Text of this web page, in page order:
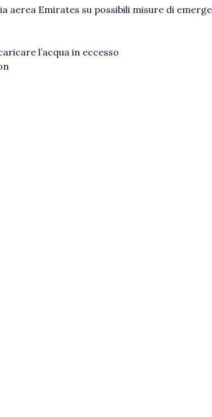
Emirates su possibili misure di
l’acqua in eccesso